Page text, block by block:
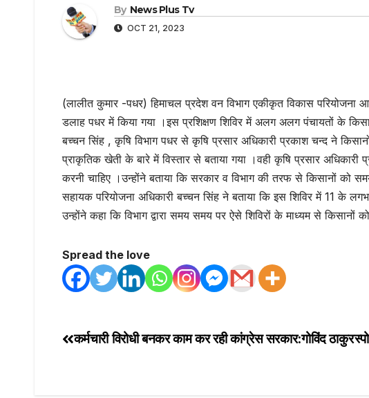
By News Plus Tv
OCT 21, 2023
(लालीत कुमार -पधर) हिमाचल प्रदेश वन विभाग एकीकृत विकास परियोजना
डलाह पधर में किया गया ।इस प्रशिक्षण शिविर में अलग अलग पंचायतों के
बच्चन सिंह , कृषि विभाग पधर से कृषि प्रसार अधिकारी प्रकाश चन्द ने
प्राकृतिक खेती के बारे में विस्तार से बताया गया ।वही कृषि प्रसार
करनी चाहिए ।उन्होंने बताया कि सरकार व विभाग की तरफ से किसानों को
सहायक परियोजना अधिकारी बच्चन सिंह ने बताया कि इस शिविर में 11 के
उन्होंने कहा कि विभाग द्वारा समय समय पर ऐसे शिविरों के माध्यम से किसानों
Spread the love
Post
कर्मचारी विरोधी बनकर काम कर रही कांग्रेस सरकार:गोविंद ठाकुर